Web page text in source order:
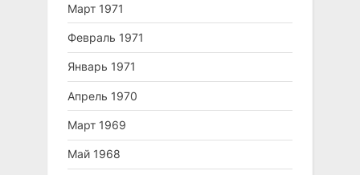
Март 1971
Февраль 1971
Январь 1971
Апрель 1970
Март 1969
Май 1968